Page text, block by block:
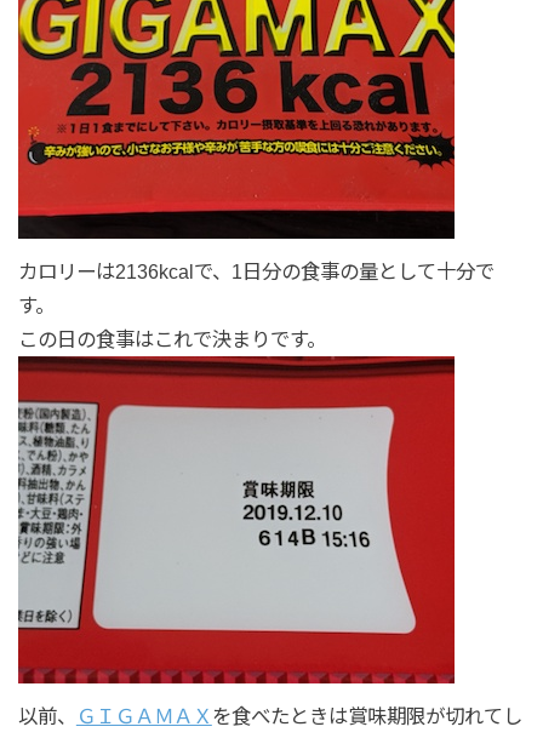
カロリーは2136kcalで、1日分の食事の量として十分で
す。
この日の食事はこれで決まりです。
以前、 ＧＩＧＡＭＡＸ を食べたときは賞味期限が切れてし